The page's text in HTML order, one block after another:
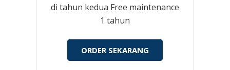
di tahun kedua Free maintenance
1 tahun
ORDER SEKARANG